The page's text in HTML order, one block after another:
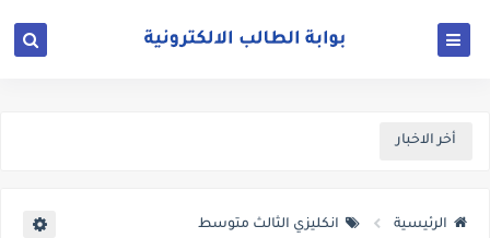
أخر الاخبار
الرئيسية انكليزي الثالث متوسط